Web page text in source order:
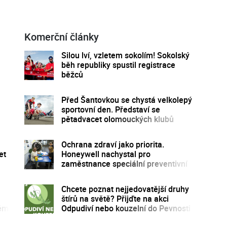
Komerční články
Silou lví, vzletem sokolím! Sokolský
běh republiky spustil registrace
běžců
Před Šantovkou se chystá velkolepý
sportovní den. Představí se
pětadvacet olomouckých klubů
Ochrana zdraví jako priorita.
Honeywell nachystal pro
zaměstnance speciální preventivní
Chcete poznat nejjedovatější druhy
štírů na světě? Přijďte na akci
Odpudiví nebo kouzelní do Pevnosti